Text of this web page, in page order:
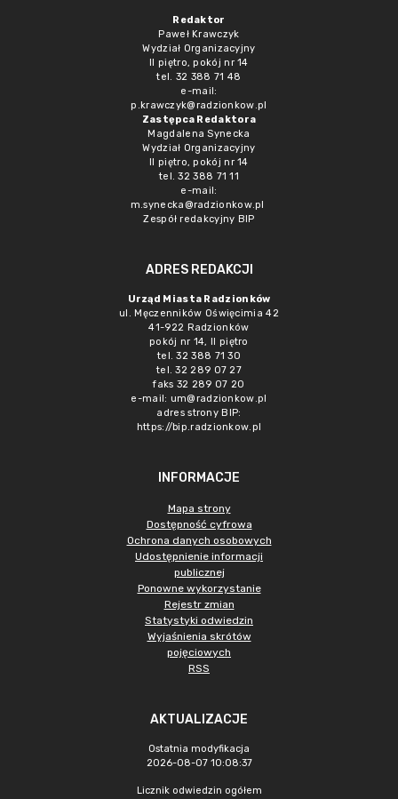
Redaktor
Paweł Krawczyk
Wydział Organizacyjny
II piętro, pokój nr 14
tel. 32 388 71 48
e-mail:
p.krawczyk@radzionkow.pl
Zastępca Redaktora
Magdalena Synecka
Wydział Organizacyjny
II piętro, pokój nr 14
tel. 32 388 71 11
e-mail:
m.synecka@radzionkow.pl
Zespół redakcyjny BIP
ADRES REDAKCJI
Urząd Miasta Radzionków
ul. Męczenników Oświęcimia 42
41-922 Radzionków
pokój nr 14, II piętro
tel. 32 388 71 30
tel. 32 289 07 27
faks 32 289 07 20
e-mail: um@radzionkow.pl
adres strony BIP:
https://bip.radzionkow.pl
INFORMACJE
Mapa strony
Dostępność cyfrowa
Ochrona danych osobowych
Udostępnienie informacji
publicznej
Ponowne wykorzystanie
Rejestr zmian
Statystyki odwiedzin
Wyjaśnienia skrótów
pojęciowych
RSS
AKTUALIZACJE
Ostatnia modyfikacja
2026-08-07 10:08:37
Licznik odwiedzin ogółem